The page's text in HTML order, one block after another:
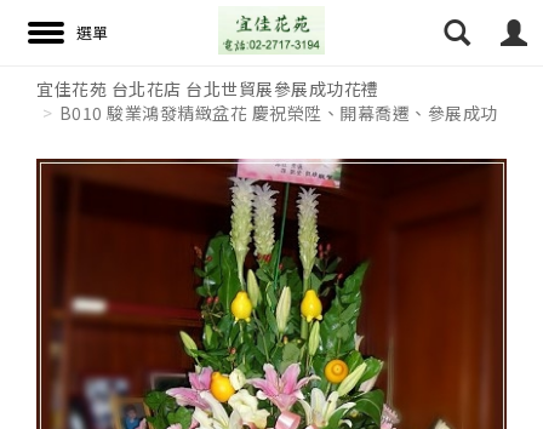
宜佳花苑 台北花店 台北世貿展參展成功花禮
B010 駿業鴻發精緻盆花 慶祝榮陞、開幕喬遷、參展成功